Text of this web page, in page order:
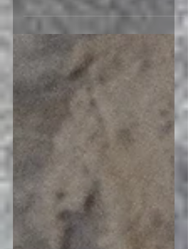
strada che percorrete, poi nel tram, poi in auto,